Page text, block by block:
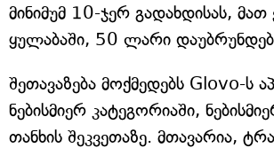
მინიმუმ 10-ჯერ გადახდისას,
ყულაბაში, 50 ლარი
შეთავაზება მოქმედებს Glovo-ს
ნებისმიერ კატეგორიაში,
თანხის შეკვეთაზე. მთავარია,